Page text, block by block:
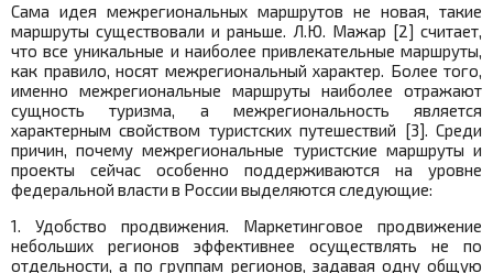
Сама идея межрегиональных маршрутов не новая, такие
маршруты существовали и раньше. Л.Ю. Мажар [2] считает,
что все уникальные и наиболее привлекательные маршруты,
как правило, носят межрегиональный характер. Более того,
именно межрегиональные маршруты наиболее отражают
сущность туризма, а межрегиональность является
характерным свойством туристских путешествий [3]. Среди
причин, почему межрегиональные туристские маршруты и
проекты сейчас особенно поддерживаются на уровне
федеральной власти в России выделяются следующие:
1. Удобство продвижения. Маркетинговое продвижение
небольших регионов эффективнее осуществлять не по
отдельности, а по группам регионов, задавая одну общую